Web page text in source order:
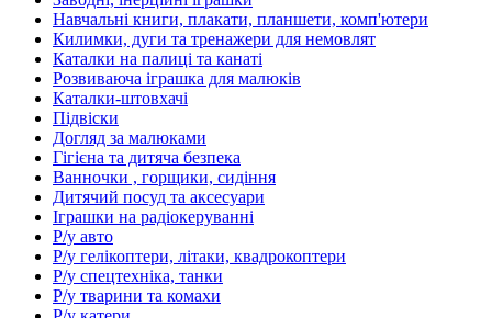
Навчальні книги, плакати, планшети, комп'ютери
Килимки, дуги та тренажери для немовлят
Каталки на палиці та канаті
Розвиваюча іграшка для малюків
Каталки-штовхачі
Підвіски
Догляд за малюками
Гігієна та дитяча безпека
Ванночки , горщики, сидіння
Дитячий посуд та аксесуари
Іграшки на радіокеруванні
Р/у авто
Р/у гелікоптери, літаки, квадрокоптери
Р/у спецтехніка, танки
Р/у тварини та комахи